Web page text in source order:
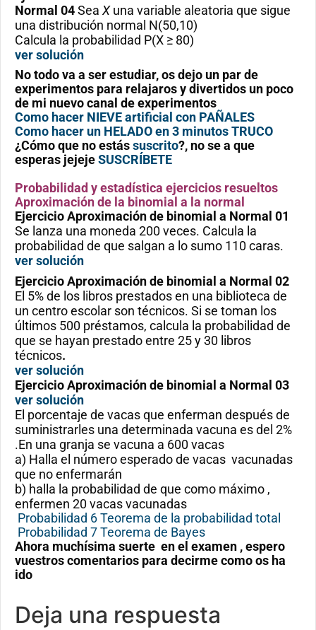
Normal 04SeaXuna variable aleatoria que sigue
una distribución normal N(50,10)
Calcula la probabilidad P(X ≥ 80)
ver solución
No todo va a ser estudiar, os dejo un par de
experimentos para relajaros y divertidos un poco
de mi nuevo canal de experimentos
Como hacer NIEVE artificial con PAÑALES
Como hacer un HELADO en 3 minutos TRUCO
¿Cómo que no estássuscrito?, no se a que
esperas jejejeSUSCRÍBETE
Probabilidad y estadística ejercicios resueltos
Aproximación de la binomial a la normal
EjercicioAproximación de binomial a Normal 01
Se lanza una moneda 200 veces. Calcula la
probabilidad de que salgan a lo sumo 110 caras.
ver solución
EjercicioAproximación de binomial a Normal 02
El 5% de los libros prestados en una biblioteca de
un centro escolar son técnicos. Si se toman los
últimos 500 préstamos, calcula la probabilidad de
que se hayan prestado entre 25 y 30 libros
técnicos.
ver solución
EjercicioAproximación de binomial a Normal 03
ver solución
El porcentaje de vacas que enferman después de
suministrarles una determinada vacuna es del 2%
.En una granja se vacuna a 600 vacas
a) Halla el número esperado de vacas vacunadas
que no enfermarán
b) halla la probabilidad de que como máximo ,
enfermen 20 vacas vacunadas
Probabilidad 6 Teorema de la probabilidad total
Probabilidad 7 Teorema de Bayes
Ahora muchísima suerte en el examen , espero
vuestros comentarios para decirme como os ha
ido
Deja una respuesta